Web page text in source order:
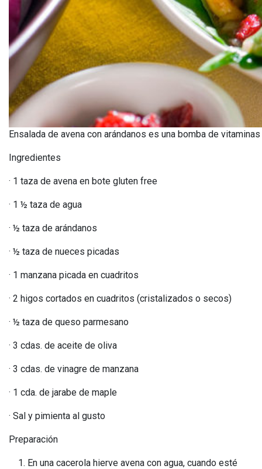
Ensalada de avena con arándanos es una bomba de
Ingredientes
· 1 taza de avena en bote gluten free
· 1 ½ taza de agua
· ½ taza de arándanos
· ½ taza de nueces picadas
· 1 manzana picada en cuadritos
· 2 higos cortados en cuadritos (cristalizados o secos)
· ½ taza de queso parmesano
· 3 cdas. de aceite de oliva
· 3 cdas. de vinagre de manzana
· 1 cda. de jarabe de maple
· Sal y pimienta al gusto
Preparación
En una cacerola hierve avena con agua, cuando esté